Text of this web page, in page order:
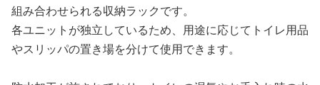
組み合わせられる収納ラックです。
各ユニットが独立しているため、用途に応じてトイレ用品
やスリッパの置き場を分けて使用できます。